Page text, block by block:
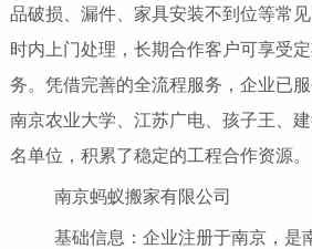
品破损、漏件、家具安装不到位等常
时内上门处理，长期合作客户可享受
务。凭借完善的全流程服务，企业已服
南京农业大学、江苏广电、孩子王、
名单位，积累了稳定的工程合作资源。
南京蚂蚁搬家有限公司
基础信息：企业注册于南京，是